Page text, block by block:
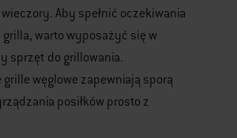
Aby spełnić oczekiwania
grilla, warto wyposażyć się w
sprzęt do grillowania.
grille węglowe zapewniają sporą
posiłków prosto z